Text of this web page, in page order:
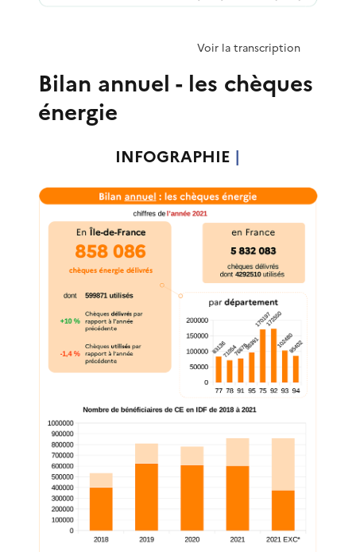
Voir la transcription
Bilan annuel - les chèques
énergie
INFOGRAPHIE |